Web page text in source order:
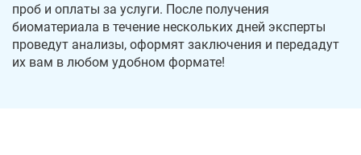
проб и оплаты за услуги. После получения
биоматериала в течение нескольких дней эксперты
проведут анализы, оформят заключения и передадут
их вам в любом удобном формате!